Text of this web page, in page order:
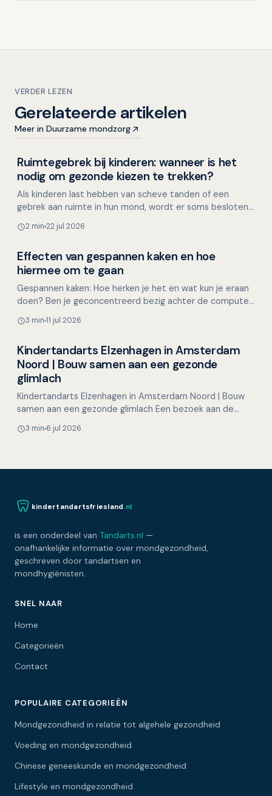
VERDER LEZEN
Gerelateerde artikelen
Meer in Duurzame mondzorg
Kinderen en mondgezondheid
Ruimtegebrek bij kinderen: wanneer is het
nodig om gezonde kiezen te trekken?
Als kinderen last hebben van scheve tanden of een
gebrek aan ruimte in hun mond, wordt er soms besloten
i…
2 min 22 jul 2026
Mondgezondheid in relatie tot algehele gezondheid
Effecten van gespannen kaken en hoe
hiermee om te gaan
Gespannen kaken: Hoe herken je het en wat kun je eraan
doen? Ben je geconcentreerd bezig achter de computer,
3 min 11 jul 2026
Overig nieuws
Kindertandarts Elzenhagen in Amsterdam
Noord | Bouw samen aan een gezonde
glimlach
Kindertandarts Elzenhagen in Amsterdam Noord | Bouw
samen aan een gezonde glimlach Een bezoek aan de
zijn…
3 min 6 jul 2026
kindertandartsfriesland.nl
is een onderdeel van Tandarts.nl —
onafhankelijke informatie over mondgezondheid,
geschreven door tandartsen en
mondhygiënisten.
SNEL NAAR
Home
Categorieën
Contact
POPULAIRE CATEGORIEËN
Mondgezondheid in relatie tot algehele gezondheid
Voeding en mondgezondheid
Chinese geneeskunde en mondgezondheid
Lifestyle en mondgezondheid